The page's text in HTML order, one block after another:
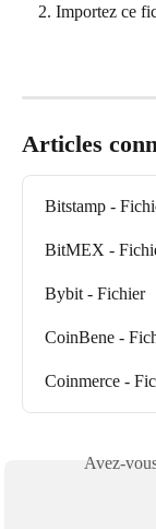
Importez ce
Articles
Bitstamp -
BitMEX -
Bybit - Fichier
CoinBene -
Coinmerce -
Avez-